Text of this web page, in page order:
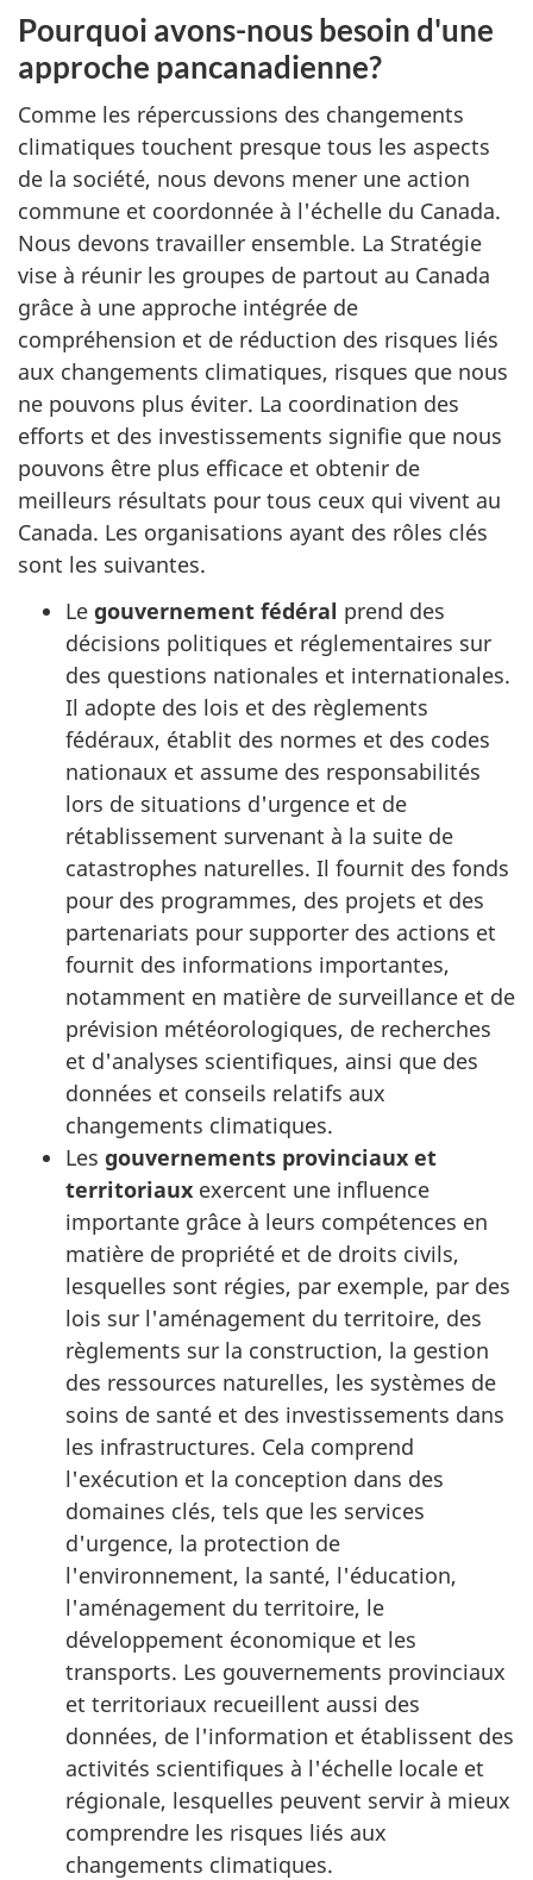
Pourquoi avons-nous besoin d'une
approche pancanadienne?
Comme les répercussions des changements
climatiques touchent presque tous les aspects
de la société, nous devons mener une action
commune et coordonnée à l'échelle du Canada.
Nous devons travailler ensemble. La Stratégie
vise à réunir les groupes de partout au Canada
grâce à une approche intégrée de
compréhension et de réduction des risques liés
aux changements climatiques, risques que nous
ne pouvons plus éviter. La coordination des
efforts et des investissements signifie que nous
pouvons être plus efficace et obtenir de
meilleurs résultats pour tous ceux qui vivent au
Canada. Les organisations ayant des rôles clés
sont les suivantes.
Le gouvernement fédéral prend des
décisions politiques et réglementaires sur
des questions nationales et internationales.
Il adopte des lois et des règlements
fédéraux, établit des normes et des codes
nationaux et assume des responsabilités
lors de situations d'urgence et de
rétablissement survenant à la suite de
catastrophes naturelles. Il fournit des fonds
pour des programmes, des projets et des
partenariats pour supporter des actions et
fournit des informations importantes,
notamment en matière de surveillance et de
prévision météorologiques, de recherches
et d'analyses scientifiques, ainsi que des
données et conseils relatifs aux
changements climatiques.
Les gouvernements provinciaux et
territoriaux exercent une influence
importante grâce à leurs compétences en
matière de propriété et de droits civils,
lesquelles sont régies, par exemple, par des
lois sur l'aménagement du territoire, des
règlements sur la construction, la gestion
des ressources naturelles, les systèmes de
soins de santé et des investissements dans
les infrastructures. Cela comprend
l'exécution et la conception dans des
domaines clés, tels que les services
d'urgence, la protection de
l'environnement, la santé, l'éducation,
l'aménagement du territoire, le
développement économique et les
transports. Les gouvernements provinciaux
et territoriaux recueillent aussi des
données, de l'information et établissent des
activités scientifiques à l'échelle locale et
régionale, lesquelles peuvent servir à mieux
comprendre les risques liés aux
changements climatiques.